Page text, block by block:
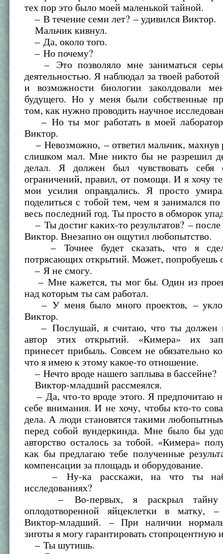
тех пор это было моей маленькой тайной.
– В течение семи лет? – удивился Виктор.
Мальчик кивнул.
– Да, около того.
– Но почему?
– Это позволяло мне заниматься
деятельностью. Я наблюдал за твоей работой
и возможности биологии заколдовали
будущего. Но у меня были собственные
том, как нужно проводить научное
– Но ты мог работать в моей
Виктор.
– Невозможно, – ответил мальчик,
слишком мал. Мне никто бы не разрешил
делал. Я должен был чувствовать себя
ограничений, правил, от помощи. И я хочу
мои усилия оправдались. Я просто
поделиться с тобой тем, чем я занимался
весь последний год. Ты просто в обморок
– Ты достиг каких-то результатов? –
Виктор. Внезапно он ощутил любопытство.
– Точнее будет сказать, что я
потрясающих открытий. Может, попробуешь
– Я не смогу.
– Мне кажется, ты мог бы. Один из
над которым ты сам работал.
– У меня было много проектов, –
Виктор.
– Послушай, я считаю, что ты должен
автор этих открытий. «Кимера» их
принесет прибыль. Совсем не обязательно
что я имею к этому какое-то отношение.
– Нечто вроде нашего заплыва в бассейне?
Виктор-младший рассмеялся.
– Да, что-то вроде этого. Я предпочитаю
себе внимания. И не хочу, чтобы кто-то
дела. А люди становятся такими
перед собой вундеркинда. Мне было бы
авторство осталось за тобой. «Кимера»
как бы предлагаю тебе полученные
компенсации за площадь и оборудование.
– Ну-ка расскажи, на что ты
исследованиях?
– Во-первых, я раскрыл тайну
оплодотворенной яйцеклетки в матку, –
Виктор-младший. – При наличии
зиготы я могу гарантировать
– Ты шутишь.